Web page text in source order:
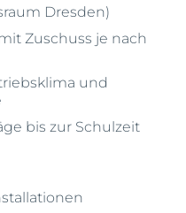
Dresden)
Zuschuss je nach
und
bis zur Schulzeit